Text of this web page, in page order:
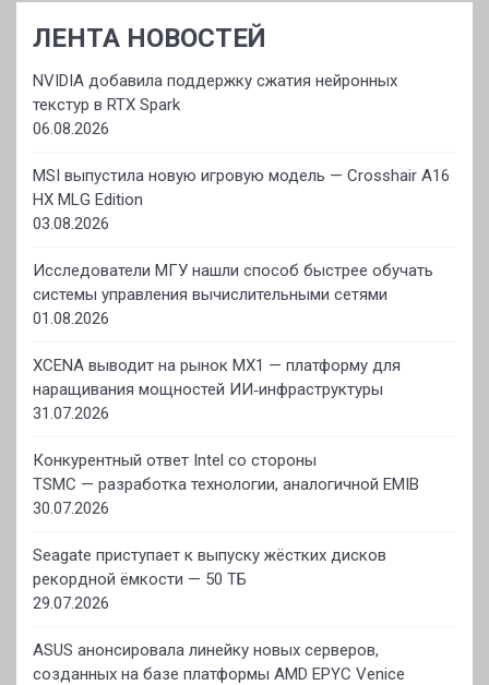
ЛЕНТА НОВОСТЕЙ
NVIDIA добавила поддержку сжатия нейронных
текстур в RTX Spark
06.08.2026
MSI выпустила новую игровую модель — Crosshair A16
HX MLG Edition
03.08.2026
Исследователи МГУ нашли способ быстрее обучать
системы управления вычислительными сетями
01.08.2026
XCENA выводит на рынок MX1 — платформу для
наращивания мощностей ИИ‑инфраструктуры
31.07.2026
Конкурентный ответ Intel со стороны
TSMC — разработка технологии, аналогичной EMIB
30.07.2026
Seagate приступает к выпуску жёстких дисков
рекордной ёмкости — 50 ТБ
29.07.2026
ASUS анонсировала линейку новых серверов,
созданных на базе платформы AMD EPYC Venice